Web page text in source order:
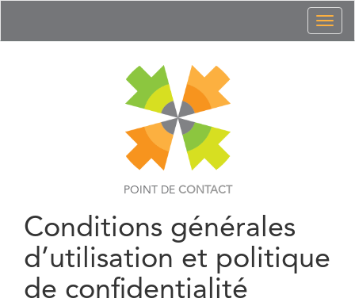
POINT DE CONTACT
Conditions générales
d’utilisation et politique
de confidentialité